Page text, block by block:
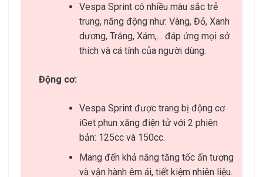
Vespa Sprint có nhiều màu sắc trẻ
trung, năng động như: Vàng, Đỏ, Xanh
dương, Trắng, Xám,… đáp ứng mọi sở
thích và cá tính của người dùng.
Động cơ:
Vespa Sprint được trang bị động cơ
iGet phun xăng điện tử với 2 phiên
bản: 125cc và 150cc.
Mang đến khả năng tăng tốc ấn tượng
và vận hành êm ái, tiết kiệm nhiên liệu.